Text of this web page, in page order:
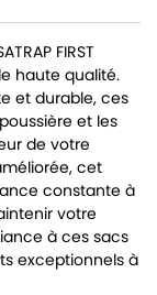
FIRST
haute qualité.
et durable, ces
et les
de votre
cet
constante à
votre
à ces sacs
exceptionnels à